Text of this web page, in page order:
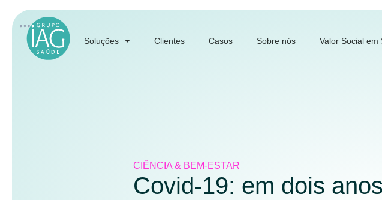
Soluções Clientes Casos Sobre nós Valor Social em
CIÊNCIA & BEM-ESTAR
Covid-19: em dois